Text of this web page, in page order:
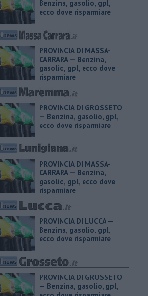
Benzina, gasolio, gpl,
ecco dove risparmiare
PROVINCIA DI MASSA-
CARRARA — ​Benzina,
gasolio, gpl, ecco dove
risparmiare
PROVINCIA DI GROSSETO
— ​Benzina, gasolio, gpl,
ecco dove risparmiare
PROVINCIA DI MASSA-
CARRARA — ​Benzina,
gasolio, gpl, ecco dove
risparmiare
PROVINCIA DI LUCCA — ​
Benzina, gasolio, gpl,
ecco dove risparmiare
PROVINCIA DI GROSSETO
— ​Benzina, gasolio, gpl,